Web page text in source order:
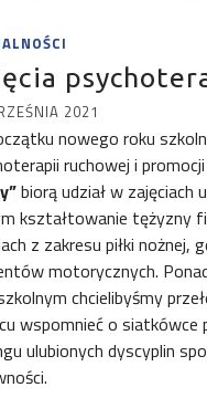
2021
nowego roku
ruchowej i
biorą udział w
kształtowanie tężyzny
z zakresu piłki
motorycznych.
chcielibyśmy
wspomnieć o siatkówce
ulubionych dyscyplin